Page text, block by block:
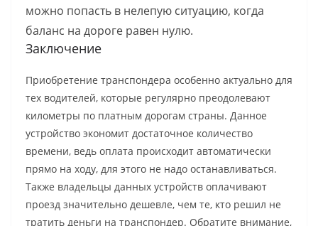
можно попасть в нелепую ситуацию, когда
баланс на дороге равен нулю.
Заключение
Приобретение транспондера особенно актуально для
тех водителей, которые регулярно преодолевают
километры по платным дорогам страны. Данное
устройство экономит достаточное количество
времени, ведь оплата происходит автоматически
прямо на ходу, для этого не надо останавливаться.
Также владельцы данных устройств оплачивают
проезд значительно дешевле, чем те, кто решил не
тратить деньги на транспондер. Обратите внимание,